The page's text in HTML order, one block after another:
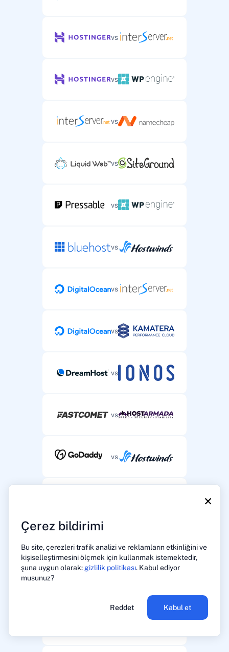
×
Çerez bildirimi
Bu site, çerezleri trafik analizi ve reklamların etkinliğini ve
kişiselleştirmesini ölçmek için kullanmak istemektedir,
şuna uygun olarak: gizlilik politikası. Kabul ediyor
musunuz?
Reddet Kabul et
vs
vs
vs
vs
vs
vs
vs
vs
vs
vs
vs